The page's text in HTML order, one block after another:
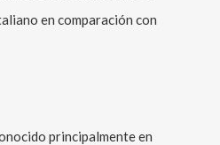
en comparación con
principalmente en